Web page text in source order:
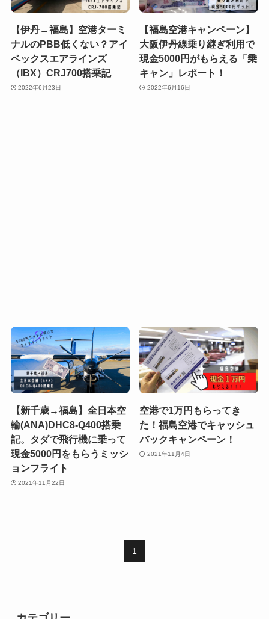
【伊丹→福島】空港ターミ
ナルのPBB低くない？アイ
ベックスエアラインズ
（IBX）CRJ700搭乗記
2022年6月23日
【福島空港キャンペーン】
大阪伊丹線乗り継ぎ利用で
現金5000円がもらえる「乗
キャン」レポート！
2022年6月16日
【新千歳→福島】全日本空
輸(ANA)DHC8-Q400搭乗
記。タダで飛行機に乗って
現金5000円をもらうミッシ
ョンフライト
2021年11月22日
空港で1万円もらってき
た！福島空港でキャッシュ
バックキャンペーン！
2021年11月4日
1